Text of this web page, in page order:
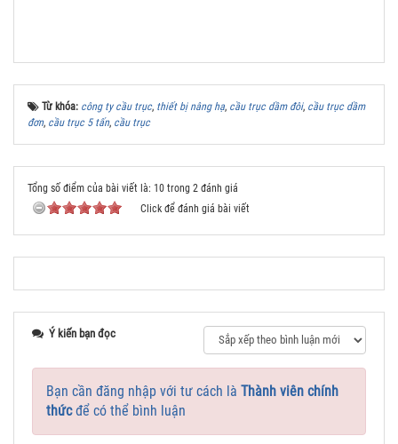
Từ khóa: công ty cầu trục, thiết bị nâng hạ, cầu trục dầm đôi, cầu trục dầm
đơn, cầu trục 5 tấn, cầu trục
Tổng số điểm của bài viết là: 10 trong 2 đánh giá
Click để đánh giá bài viết
Ý kiến bạn đọc
Bạn cần đăng nhập với tư cách là Thành viên chính
thứcđể có thể bình luận